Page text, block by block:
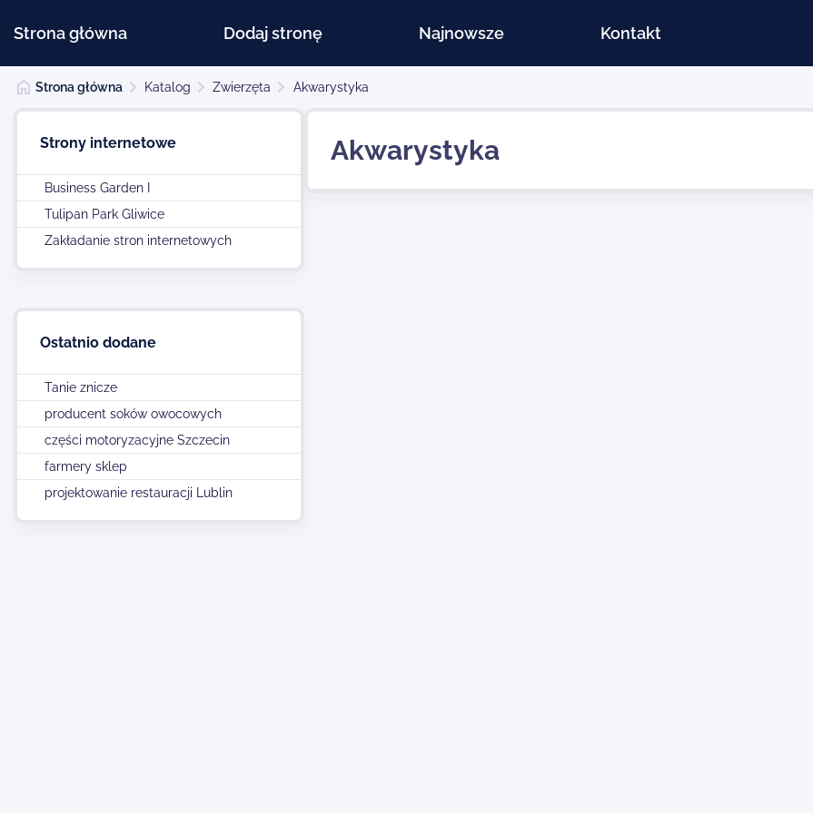
Strona główna Dodaj stronę Najnowsze Kontakt
Strona główna Katalog Zwierzęta Akwarystyka
Strony internetowe
Business Garden I
Tulipan Park Gliwice
Zakładanie stron internetowych
Ostatnio dodane
Tanie znicze
producent soków owocowych
części motoryzacyjne Szczecin
farmery sklep
projektowanie restauracji Lublin
Akwarystyka